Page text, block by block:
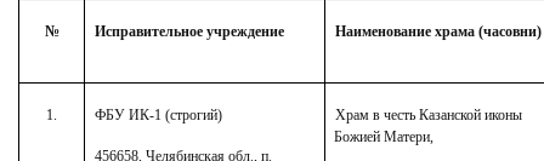
№ Исправительное учреждение Наименование храма (часовни)
1. ФБУ ИК-1 (строгий)
456658, Челябинская обл., п.
Храм в честь Казанской иконы
Божией Матери,